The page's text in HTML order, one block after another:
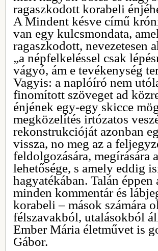
ragaszkodott korabeli
A Mindent késve című
van egy kulcsmondata,
ragaszkodott, nevezetesen
„a népfelkeléssel csak
vágyó, ám e tevékenység
Vagyis: a naplóíró nem
finomított szöveget ad
énjének egy-egy skicce
megközelítés irtózatos
rekonstrukcióját azonban
vissza, no meg az a
feldolgozására, megírására
lehetősége, s amely eddig
hagyatékában. Talán
minden kommentár és
korabeli – mások számára
félszavakból, utalásokból
Ember Mária életművet is
Gábor.